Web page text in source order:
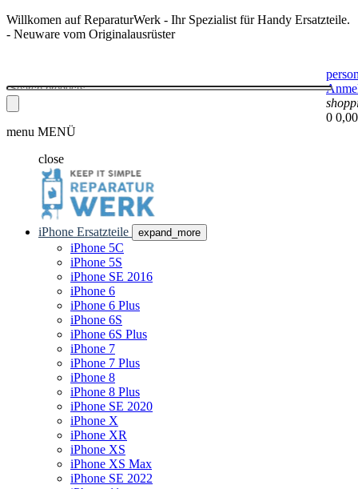
Willkomen auf ReparaturWerk - Ihr Spezialist für Handy Ersatzteile.
- Neuware vom Originalausrüster
0
menu MENÜ
close
iPhone Ersatzteile expand_more
iPhone 5C
iPhone 5S
iPhone SE 2016
iPhone 6
iPhone 6 Plus
iPhone 6S
iPhone 6S Plus
iPhone 7
iPhone 7 Plus
iPhone 8
iPhone 8 Plus
iPhone SE 2020
iPhone X
iPhone XR
iPhone XS
iPhone XS Max
iPhone SE 2022